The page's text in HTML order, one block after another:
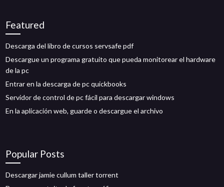
Featured
Descarga del libro de cursos servsafe pdf
Descargue un programa gratuito que pueda monitorear el hardware
de la pc
Entrar en la descarga de pc quickbooks
Servidor de control de pc fácil para descargar windows
En la aplicación web, guarde o descargue el archivo
Popular Posts
Descargar jamie cullum taller torrent